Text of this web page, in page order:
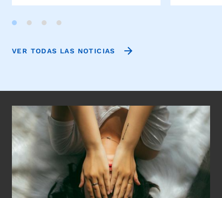
VER TODAS LAS NOTICIAS